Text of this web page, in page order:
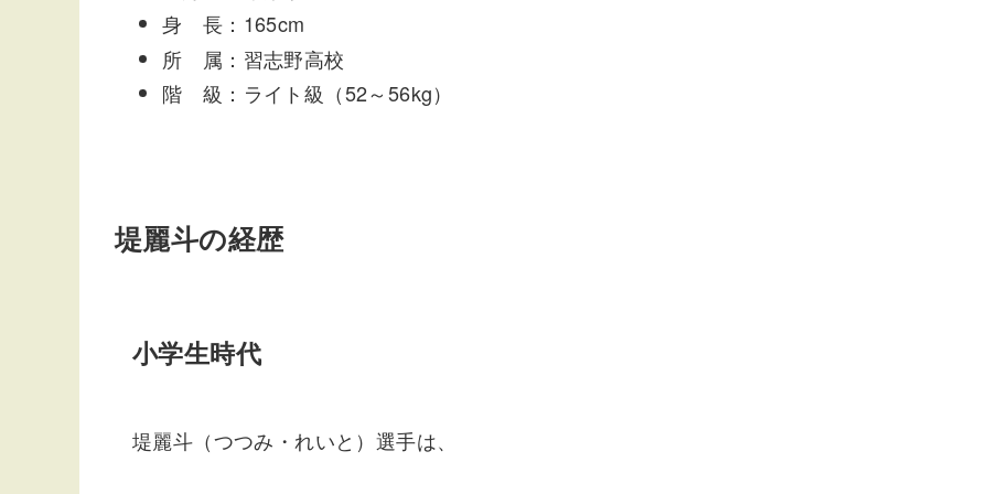
身 長：165cm
所 属：習志野高校
階 級：ライト級（52～56kg）
堤麗斗の経歴
小学生時代
堤麗斗（つつみ・れいと）選手は、